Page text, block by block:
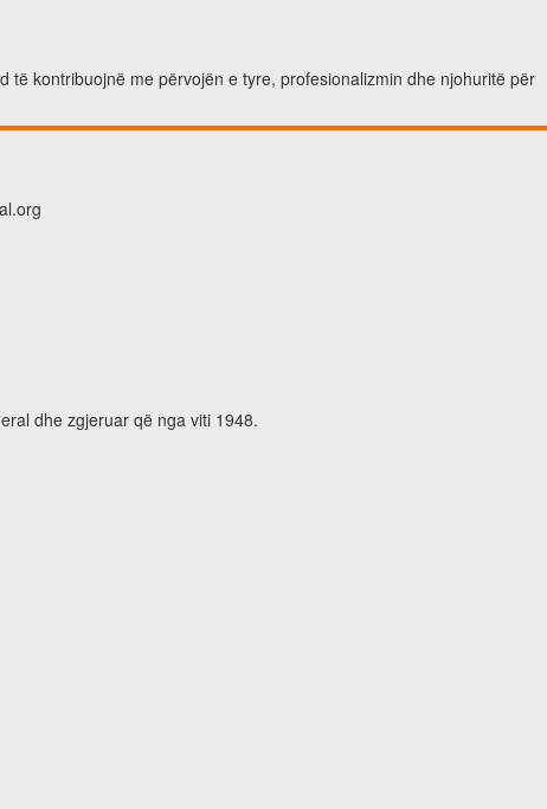
kontribuojnë me përvojën e tyre, profesionalizmin dhe njohuritë për
dhe zgjeruar që nga viti 1948.